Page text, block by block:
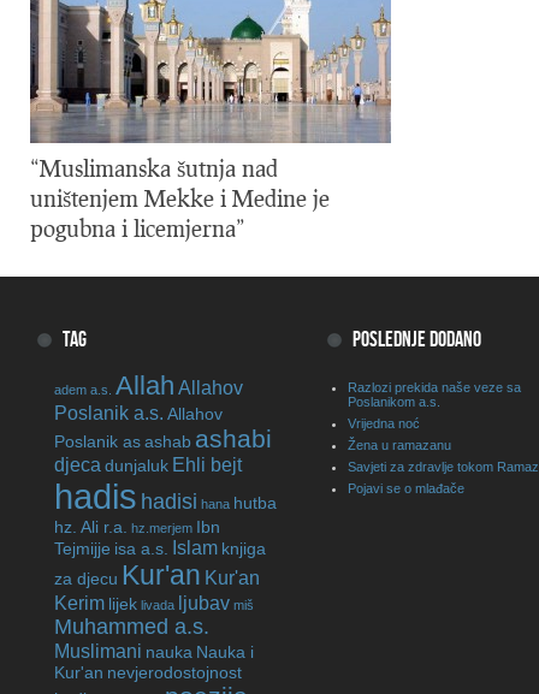
“Muslimanska šutnja nad
uništenjem Mekke i Medine je
pogubna i licemjerna”
TAG
adem a.s. Allah Allahov
Poslanik a.s. Allahov
Poslanik asashab ashabi
djeca dunjaluk Ehli bejt
hadis hadisi hana hutba
hz. Ali r.a.
hz.merjem Ibn
Tejmijje isa a.s. Islam knjiga
za djecu Kur'an Kur'an
Kerim lijek livada ljubav miš
Muhammed a.s.
Muslimani nauka Nauka i
Kur'an nevjerodostojnost
POSLEDNJE DODANO
Razlozi prekida naše veze sa
Poslanikom a.s.
Vrijedna noć
Žena u ramazanu
Savjeti za zdravlje tokom
Pojavi se o mlađače